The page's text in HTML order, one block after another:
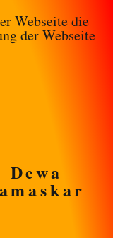
Webseite die
der Webseite